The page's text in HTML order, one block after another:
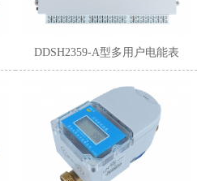
DDSH2359-A型多用户电能表